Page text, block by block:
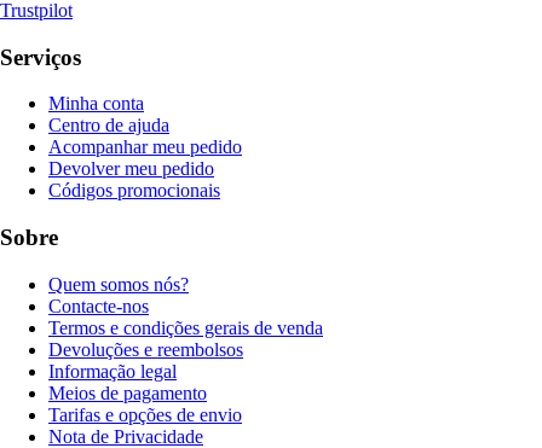
Trustpilot
Serviços
Minha conta
Centro de ajuda
Acompanhar meu pedido
Devolver meu pedido
Códigos promocionais
Sobre
Quem somos nós?
Contacte-nos
Termos e condições gerais de venda
Devoluções e reembolsos
Informação legal
Meios de pagamento
Tarifas e opções de envio
Nota de Privacidade